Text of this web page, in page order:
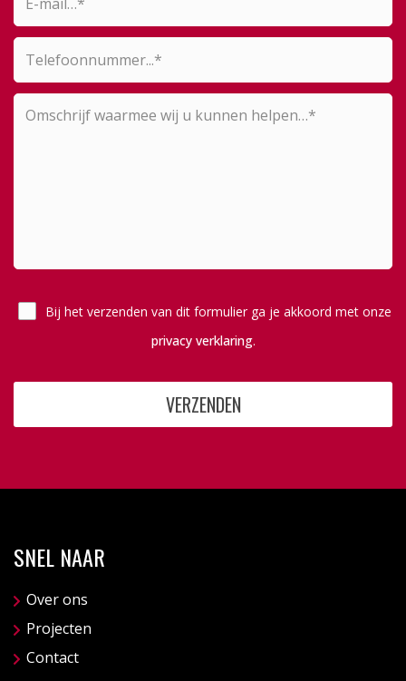
Bij het verzenden van dit formulier ga je akkoord met onze
privacy verklaring.
SNEL NAAR
Over ons
Projecten
Contact